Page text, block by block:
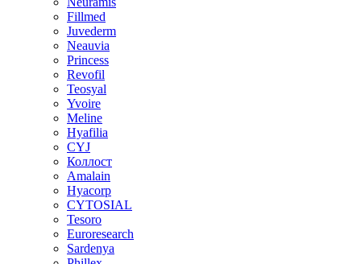
Fillmed
Juvederm
Neauvia
Princess
Revofil
Teosyal
Yvoire
Meline
Hyafilia
CYJ
Коллост
Amalain
Hyacorp
CYTOSIAL
Tesoro
Euroresearch
Sardenya